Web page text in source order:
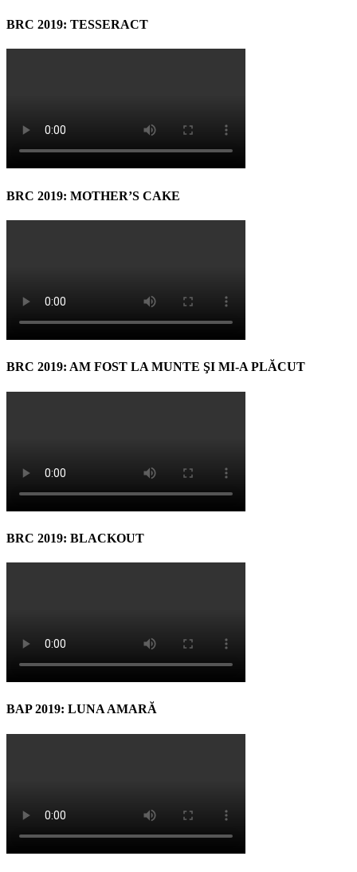
BRC 2019: TESSERACT
BRC 2019: MOTHER’S CAKE
BRC 2019: AM FOST LA MUNTE ŞI MI-A PLĂCUT
BRC 2019: BLACKOUT
BAP 2019: LUNA AMARĂ